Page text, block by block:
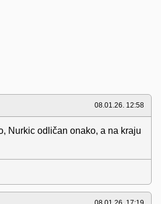
08.01.26. 12:58
Nurkic odličan onako, a na kraju